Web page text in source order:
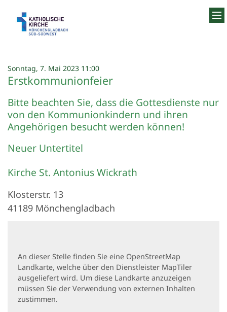
Sonntag, 7. Mai 2023 11:00:
Erstkommunionfeier
Bitte beachten Sie, dass die Gottesdienste nur
von den Kommunionkindern und ihren
Angehörigen besucht werden können!
Neuer Untertitel
Kirche St. Antonius Wickrath
Klosterstr. 13
41189 Mönchengladbach
An dieser Stelle finden Sie eine OpenStreetMap
Landkarte, welche über den Dienstleister MapTiler
ausgeliefert wird. Um diese Landkarte anzuzeigen
müssen Sie der Verwendung von externen Inhalten
zustimmen.